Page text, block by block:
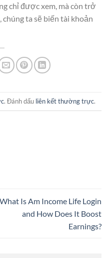
chỉ được xem, mà còn trở
ta sẽ biến tài khoản
. Đánh dấu liên kết thường trực.
What Is Am Income Life Login
and How Does It Boost
Earnings?